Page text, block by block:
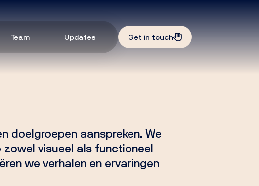
Team Updates Get in touch
doelgroepen aanspreken. We
visueel als functioneel
we verhalen en ervaringen